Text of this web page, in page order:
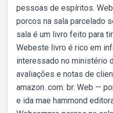
pessoas de espíritos.
porcos na sala parcelado
sala é um livro feito para
Webeste livro é rico em
interessado no ministério
avaliações e notas de
amazon. com. br. Web —
e ida mae hammond